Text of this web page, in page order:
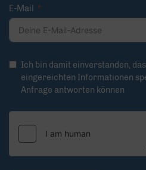
E-Mail
Ich bin damit einverstanden,
eingereichten Informationen
Anfrage antworten können